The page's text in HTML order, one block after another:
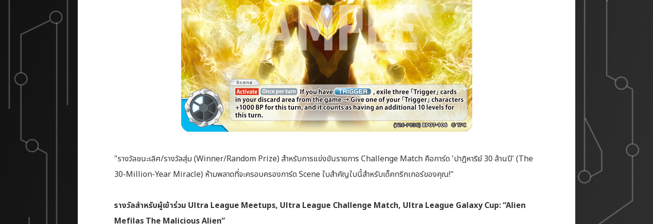
"รางวัลชนะเลิศ/รางวัลสุ่ม (Winner/Random Prize) สำหรับการแข่งขันรายการ Challenge Match คือการ์ด 'ปาฏิหาริย์ 30 ล้านปี' (The
30-Million-Year Miracle) ห้ามพลาดที่จะครอบครองการ์ด Scene ใบสำคัญใบนี้สำหรับเด็คทริกเกอร์ของคุณ!"
รางวัลสำหรับผู้เข้าร่วม Ultra League Meetups, Ultra League Challenge Match, Ultra League Galaxy Cup:“Alien
Mefilas The Malicious Alien”